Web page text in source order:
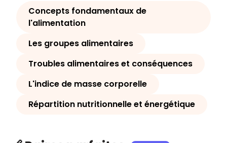
Concepts fondamentaux de
l'alimentation
Les groupes alimentaires
Troubles alimentaires et conséquences
L'indice de masse corporelle
Répartition nutritionnelle et énergétique